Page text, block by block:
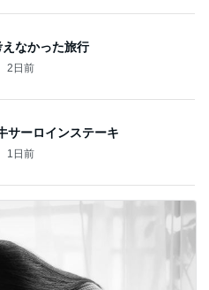
なかった旅行
2日前
サーロインステーキ
1日前